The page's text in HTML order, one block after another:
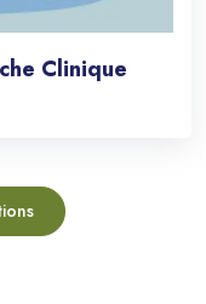
Clinique